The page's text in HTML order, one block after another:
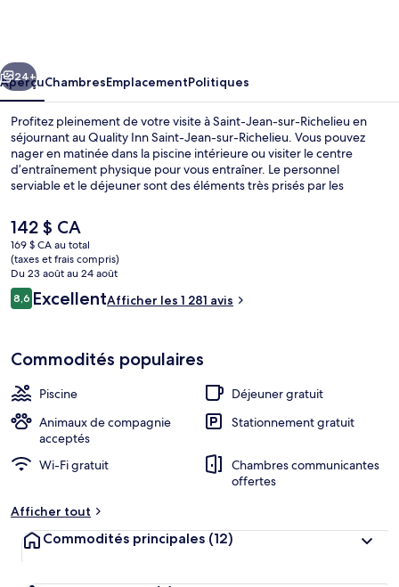
Jean-
sur-
Richelieu
Suivant
24+
AperçuChambresEmplacementPolitiques
Profitez pleinement de votre visite à Saint-Jean-sur-Richelieu en
séjournant au Quality Inn Saint-Jean-sur-Richelieu. Vous pouvez
nager en matinée dans la piscine intérieure ou visiter le centre
d’entraînement physique pour vous entraîner. Le personnel
serviable et le déjeuner sont des éléments très prisés par les
Le
prix
actuel
est
de 142 $ CA
142 $ CA
169 $ CA au total
(taxes et frais compris)
Du 23 août au 24 août
Avis
8,68,6 sur 10 –
ExcellentAfficher les 1 281 avis
Commodités populaires
Piscine
Déjeuner gratuit
Animaux de compagnie
acceptés
Stationnement gratuit
Wi-Fi gratuit
Chambres communicantes
offertes
Afficher tout
Commodités principales (12)